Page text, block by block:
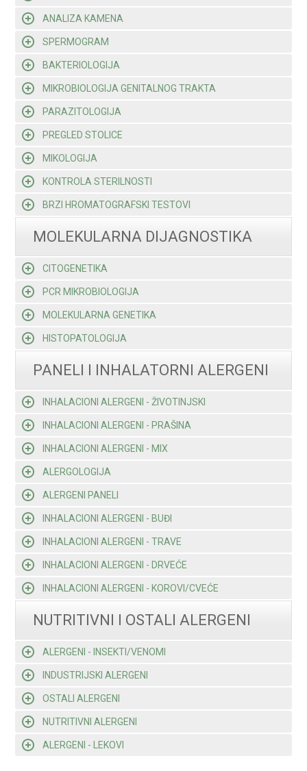
ANALIZA KAMENA
SPERMOGRAM
BAKTERIOLOGIJA
MIKROBIOLOGIJA GENITALNOG TRAKTA
PARAZITOLOGIJA
PREGLED STOLICE
MIKOLOGIJA
KONTROLA STERILNOSTI
BRZI HROMATOGRAFSKI TESTOVI
MOLEKULARNA DIJAGNOSTIKA
CITOGENETIKA
PCR MIKROBIOLOGIJA
MOLEKULARNA GENETIKA
HISTOPATOLOGIJA
PANELI I INHALATORNI ALERGENI
INHALACIONI ALERGENI - ŽIVOTINJSKI
INHALACIONI ALERGENI - PRAŠINA
INHALACIONI ALERGENI - MIX
ALERGOLOGIJA
ALERGENI PANELI
INHALACIONI ALERGENI - BUĐI
INHALACIONI ALERGENI - TRAVE
INHALACIONI ALERGENI - DRVEĆE
INHALACIONI ALERGENI - KOROVI/CVEĆE
NUTRITIVNI I OSTALI ALERGENI
ALERGENI - INSEKTI/VENOMI
INDUSTRIJSKI ALERGENI
OSTALI ALERGENI
NUTRITIVNI ALERGENI
ALERGENI - LEKOVI